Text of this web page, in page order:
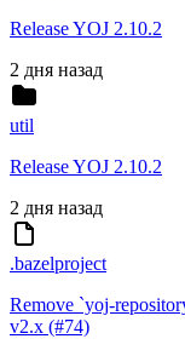
Release YOJ 2.10.2
2 дня назад
util
Release YOJ 2.10.2
2 дня назад
.bazelproject
Remove `yoj-
v2.x (#74)